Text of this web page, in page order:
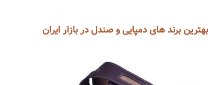
بهترین برند های دمپایی و صندل در بازار ایران